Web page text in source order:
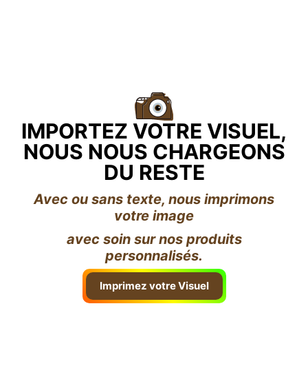
IMPORTEZ VOTRE VISUEL,
NOUS NOUS CHARGEONS
DU RESTE
Avec ou sans texte, nous imprimons
votre image
avec soin sur nos produits
personnalisés.
Imprimez votre Visuel